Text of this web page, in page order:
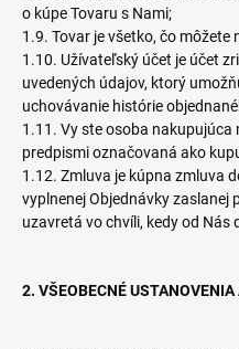
o kúpe Tovaru s Nami;
1.9. Tovar je všetko, čo môžete
1.10. Užívateľský účet je účet
uvedených údajov, ktorý
uchovávanie histórie
1.11. Vy ste osoba nakupujúca
predpismi označovaná ako
1.12. Zmluva je kúpna zmluva
vyplnenej Objednávky zaslanej
uzavretá vo chvíli, kedy od Nás
2. VŠEOBECNÉ USTANOVENIA